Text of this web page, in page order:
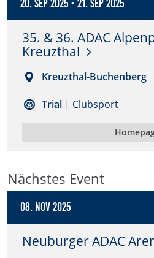
35. & 36. ADAC
Kreuzthal
Kreuzthal-Buchenberg
Trial | Clubsport
Nächstes Event
08. Nov 2025
Neuburger ADAC
Anbieter:
DMSB
Dieser Cookie speichert
Cookie Consent
cookie_consent
Anbieter: